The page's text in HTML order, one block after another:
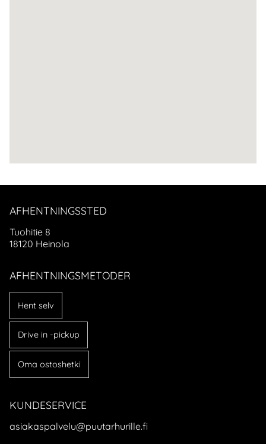
AFHENTNINGSSTED
Tuohitie 8
18120 Heinola
AFHENTNINGSMETODER
Hent selv
Drive in -pickup
Oma ostoshetki
KUNDESERVICE
asiakaspalvelu@puutarhurille.fi